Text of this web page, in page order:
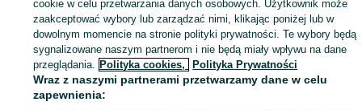
akwariowe - Śląskie
Zwierzęta akwariowe - Rybnik
KATEGORIA
1058013806
cookie w celu przetwarzania danych osobowych. Użytkownik może
zaakceptować wybory lub zarządzać nimi, klikając poniżej lub w
dowolnym momencie na stronie polityki prywatności. Te wybory będą
sygnalizowane naszym partnerom i nie będą miały wpływu na dane
przeglądania. Polityka cookies, Polityka Prywatności
Wraz z naszymi partnerami przetwarzamy dane w celu
zapewnienia: